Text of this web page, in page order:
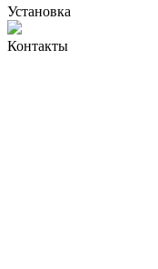
Установка
Контакты